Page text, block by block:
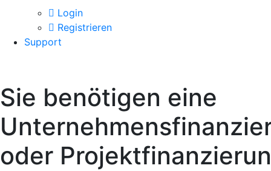
Login
Registrieren
Support
Sie benötigen eine
oder